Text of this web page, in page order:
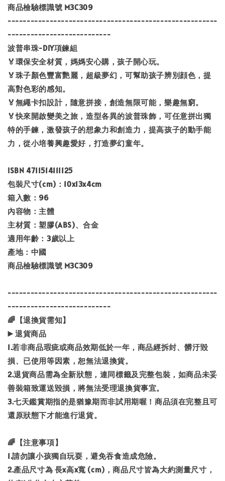
商品檢驗標識號 M3C309
-------------------------------------------------------
---------------------------
波普串珠-DIY項鍊組
🏅環保安全材質，媽媽安心購，孩子開心玩。
🏅珠子顏色豐富艷麗，超級夢幻，可幫助孩子辨別顔色，提
高對色彩的感知。
🏅無繩卡扣設計，隨意拼接，創造無限可能，樂趣無窮。
🏅快來開啟變美之旅，造型各異的波普珠飾，可任意拼出獨
特的手鍊，激發孩子的想象力和創造力，提高孩子的動手能
力，從小培養興趣愛好，打造夢幻童年。
ISBN 4711514111125
包裝尺寸(cm)：10x13x4cm
箱入數：96
內容物：主體
主材質：塑膠(ABS)、合金
適用年齡：3歲以上
產地：中國
商品檢驗標識號 M3C309
-------------------------------------------------------
---------------------------
🌈【退換貨需知】
▶️ 退貨商品
1.若非商品瑕疵或商品效期低於一年，商品經拆封、髒汙毀
損、已使用等因素，恕無法退換貨。
2.退貨商品需為全新狀態，連同標籤及完整包裝，如商品未妥
善裝箱致運送毀損，將無法受理退換貨事宜。
3.七天鑑賞期指的是猶豫期而非試用期喔！商品須在完整且可
還原狀態下才能進行退貨。
🌈【注意事項】
1.請勿讓小孩獨自玩耍，避免吞食造成危險。
2.產品尺寸為 長x高x寬 (cm)，商品尺寸皆為大約測量尺寸，